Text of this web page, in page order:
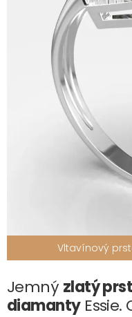
Vltavínový
Jemný zlatý
diamantyEssie.